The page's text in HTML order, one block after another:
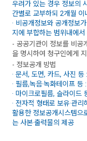
우려가 있는 경우 정보의
간별로 교부하되 2개월
· 비공개정보와 공개정보
지에 부합하는 범위내에
- 공공기관이 정보를 비공
을 명시하여 청구인에게
- 정보공개 방법
· 문서, 도면, 카드, 사진
· 필름,녹음·녹화테이프
· 마이크로필름, 슬라이드
· 전자적 형태로 보유·관
활용한 정보공개시스템으
는 사본·출력물의 제공